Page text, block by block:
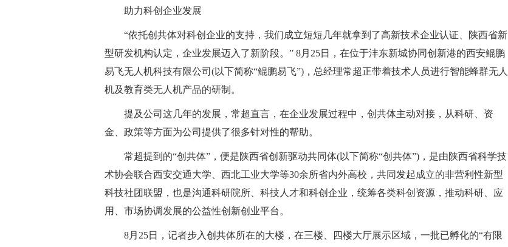
助力科创企业发展
“依托创共体对科创企业的支持，我们成立短短几年就拿到了高新技术企业认证、陕西省新
型研发机构认定，企业发展迈入了新阶段。” 8月25日，在位于沣东新城协同创新港的西安鲲鹏
易飞无人机科技有限公司(以下简称“鲲鹏易飞”)，总经理常超正带着技术人员进行智能蜂群无人
机及教育类无人机产品的研制。
提及公司这几年的发展，常超直言，在企业发展过程中，创共体主动对接，从科研、资
金、政策等方面为公司提供了很多针对性的帮助。
常超提到的“创共体”，便是陕西省创新驱动共同体(以下简称“创共体”)，是由陕西省科学技
术协会联合西安交通大学、西北工业大学等30余所省内外高校，共同发起成立的非营利性新型
科技社团联盟，也是沟通科研院所、科技人才和科创企业，统筹各类科创资源，推动科研、应
用、市场协调发展的公益性创新创业平台。
8月25日，记者步入创共体所在的大楼，在三楼、四楼大厅展示区域，一批已孵化的“有限